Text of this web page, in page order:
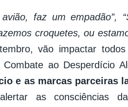
faz um empadão”,
croquetes, ou
vão impactar
ao Desperdício
e as marcas parceiras
as consciências